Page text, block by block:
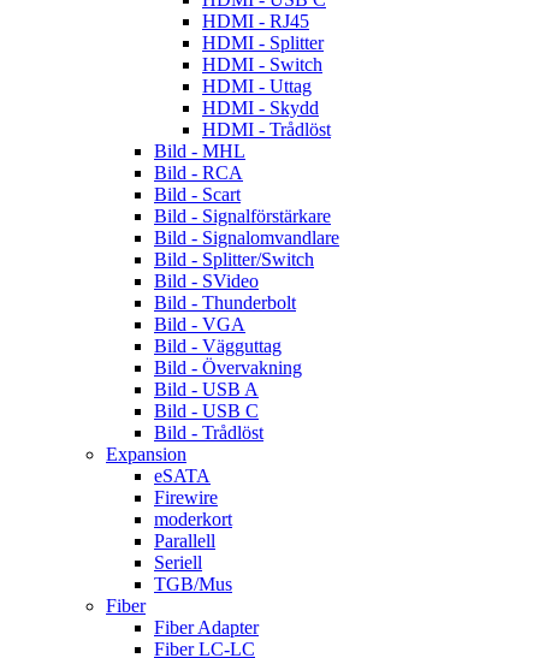
HDMI - RJ45
HDMI - Splitter
HDMI - Switch
HDMI - Uttag
HDMI - Skydd
HDMI - Trådlöst
Bild - MHL
Bild - RCA
Bild - Scart
Bild - Signalförstärkare
Bild - Signalomvandlare
Bild - Splitter/Switch
Bild - SVideo
Bild - Thunderbolt
Bild - VGA
Bild - Vägguttag
Bild - Övervakning
Bild - USB A
Bild - USB C
Bild - Trådlöst
Expansion
eSATA
Firewire
moderkort
Parallell
Seriell
TGB/Mus
Fiber
Fiber Adapter
Fiber LC-LC